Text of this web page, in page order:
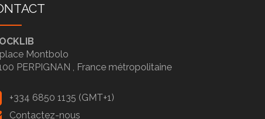
Montbolo
PERPIGNAN , France métropolitaine
+334 6850 1135 (GMT+1)
Contactez-nous